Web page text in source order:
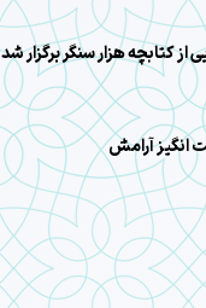
از کتابچه هزار سنگر برگزار شد
آرامش